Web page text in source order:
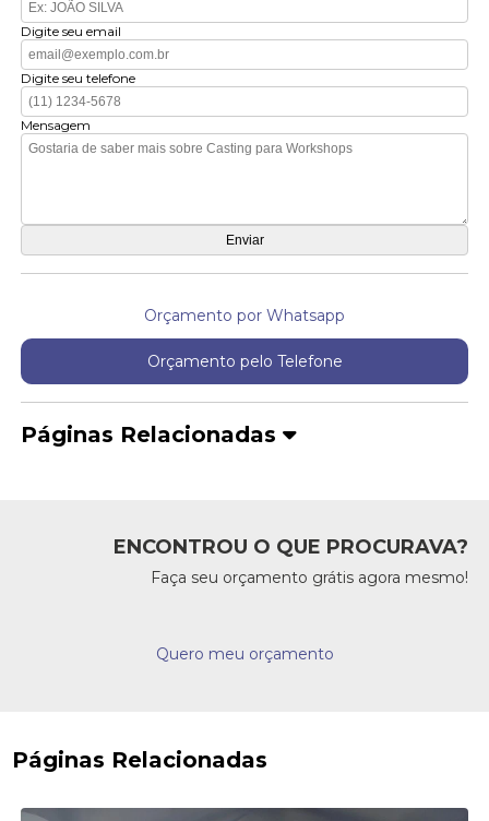
Digite seu email
Digite seu telefone
Mensagem
Orçamento por Whatsapp
Orçamento pelo Telefone
Páginas Relacionadas
ENCONTROU O QUE PROCURAVA?
Faça seu orçamento grátis agora mesmo!
Quero meu orçamento
Páginas Relacionadas